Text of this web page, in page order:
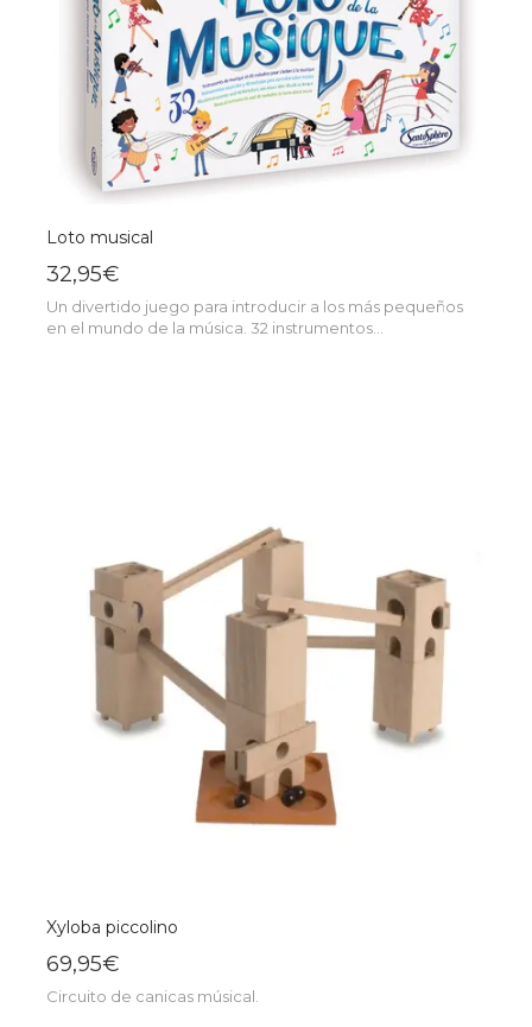
Loto musical
32,95€
Un divertido juego para introducir a los más pequeños
en el mundo de la música. 32 instrumentos...
Xyloba piccolino
69,95€
Circuito de canicas músical.